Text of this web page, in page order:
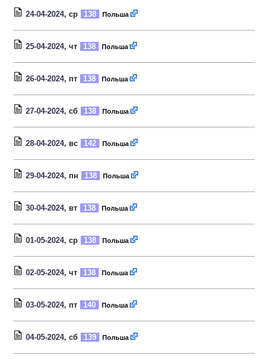
24-04-2024, ср 138 Польша
25-04-2024, чт 138 Польша
26-04-2024, пт 138 Польша
27-04-2024, сб 138 Польша
28-04-2024, вс 142 Польша
29-04-2024, пн 138 Польша
30-04-2024, вт 138 Польша
01-05-2024, ср 138 Польша
02-05-2024, чт 138 Польша
03-05-2024, пт 140 Польша
04-05-2024, сб 139 Польша